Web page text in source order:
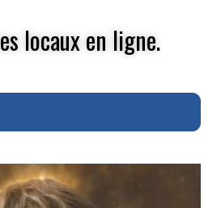
locaux en ligne.